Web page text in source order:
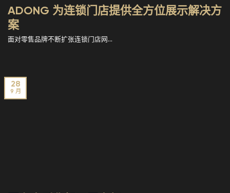
ADONG 为连锁门店提供全方位展示解决方
案
面对零售品牌不断扩张连锁门店网...
28
9 月